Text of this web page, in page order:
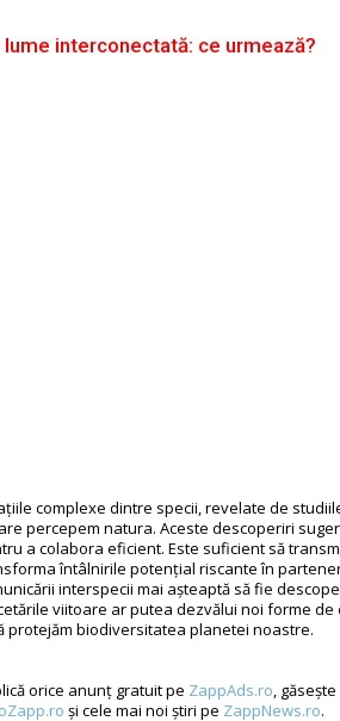
lume interconectată: ce urmează?
complexe dintre specii, revelate de
percepem natura. Aceste descoperiri
a colabora eficient. Este suficient să
întâlnirile potențial riscante în
interspecii mai așteaptă să fie
viitoare ar putea dezvălui noi forme
protejăm biodiversitatea planetei noastre.
orice anunț gratuit pe ZappAds.ro,
și cele mai noi știri pe ZappNews.ro.